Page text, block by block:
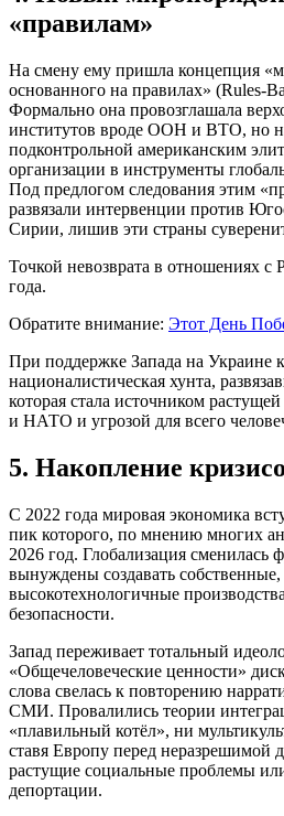
«правилам»
На смену ему пришла концепция
основанного на правилах» (Rules-
Формально она провозглашала
институтов вроде ООН и ВТО, но
подконтрольной американским
организации в инструменты
Под предлогом следования этим
развязали интервенции против
Сирии, лишив эти страны
Точкой невозврата в отношениях с
года.
Обратите внимание: Этот День
При поддержке Запада на Украине
националистическая хунта,
которая стала источником
и НАТО и угрозой для всего
5. Накопление
С 2022 года мировая экономика
пик которого, по мнению многих
2026 год. Глобализация сменилась
вынуждены создавать собственные,
высокотехнологичные
безопасности.
Запад переживает тотальный
«Общечеловеческие ценности»
слова свелась к повторению
СМИ. Провалились теории
«плавильный котёл», ни
ставя Европу перед неразрешимой
растущие социальные проблемы
депортации.